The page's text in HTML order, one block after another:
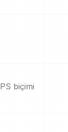
biçimi